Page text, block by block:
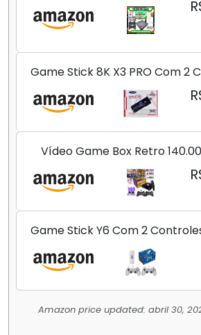
Game Stick 8K X3 PRO Com 2
Fio Controlador De Jogo
Vídeo Game Box Retro
128gb 2 Controles Sem Fio
Game Stick Y6 Com 2
10.000 J. Pura Nostalgia
Amazon price updated: abril 30,